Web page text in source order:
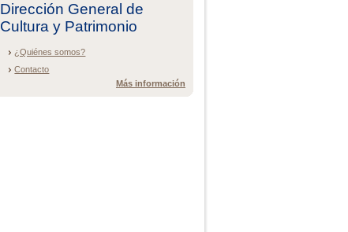
Dirección General de
Cultura y Patrimonio
¿Quiénes somos?
Contacto
Más información